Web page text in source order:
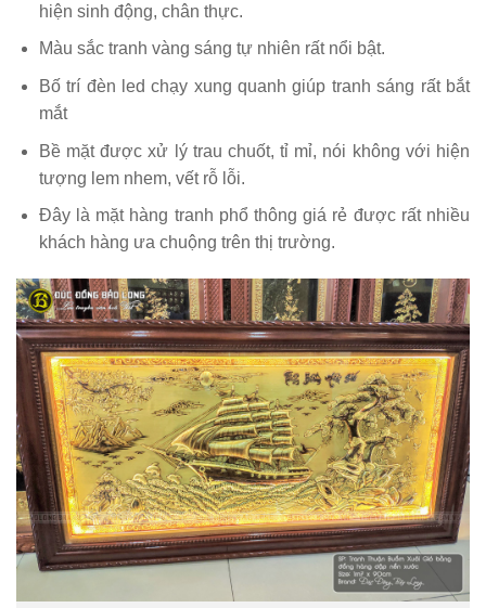
hiện sinh động, chân thực.
Màu sắc tranh vàng sáng tự nhiên rất nổi bật.
Bố trí đèn led chạy xung quanh giúp tranh sáng rất bắt
mắt
Bề mặt được xử lý trau chuốt, tỉ mỉ, nói không với hiện
tượng lem nhem, vết rỗ lỗi.
Đây là mặt hàng tranh phổ thông giá rẻ được rất nhiều
khách hàng ưa chuộng trên thị trường.